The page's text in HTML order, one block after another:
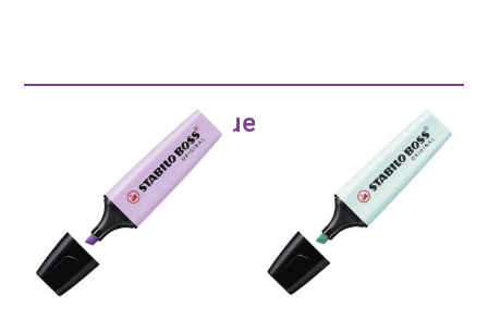
Artículos que pueden interesarte